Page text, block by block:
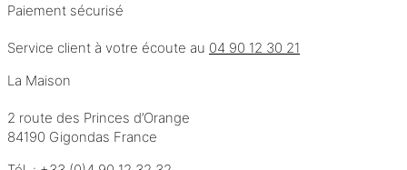
Paiement sécurisé
Service client à votre écoute au 04 90 12 30 21
La Maison
2 route des Princes d’Orange
84190 Gigondas France